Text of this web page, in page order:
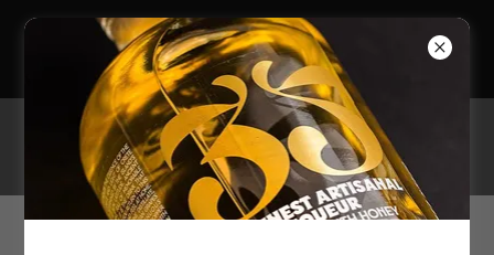
Τηλέφωνο Παραγγελιών 99331141
Νέες παραγγελίες από 31/08
MADE IN CRETE